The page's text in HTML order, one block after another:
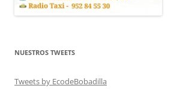
NUESTROS TWEETS
Tweets by EcodeBobadilla